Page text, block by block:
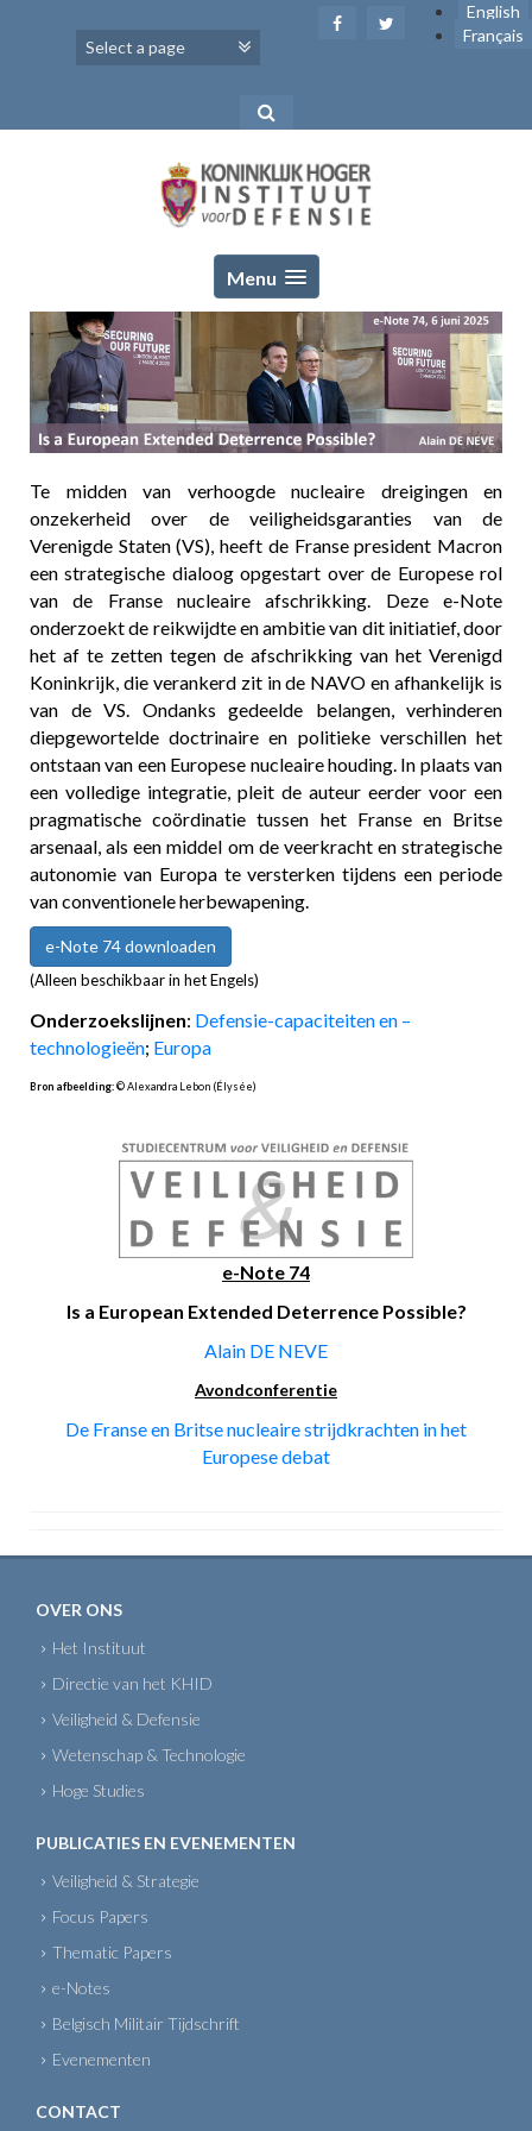
English
Français
Menu
Te midden van verhoogde nucleaire dreigingen en
onzekerheid over de veiligheidsgaranties van de
Verenigde Staten (VS), heeft de Franse president Macron
een strategische dialoog opgestart over de Europese rol
van de Franse nucleaire afschrikking. Deze e-Note
onderzoekt de reikwijdte en ambitie van dit initiatief, door
het af te zetten tegen de afschrikking van het Verenigd
Koninkrijk, die verankerd zit in de NAVO en afhankelijk is
van de VS. Ondanks gedeelde belangen, verhinderen
diepgewortelde doctrinaire en politieke verschillen het
ontstaan van een Europese nucleaire houding. In plaats van
een volledige integratie, pleit de auteur eerder voor een
pragmatische coördinatie tussen het Franse en Britse
arsenaal, als een middel om de veerkracht en strategische
autonomie van Europa te versterken tijdens een periode
van conventionele herbewapening.
e-Note 74 downloaden
(Alleen beschikbaar in het Engels)
Onderzoekslijnen: Defensie-capaciteiten en –
technologieën; Europa
Bron afbeelding:© Alexandra Lebon (Élysée)
e-Note 74
Is a European Extended Deterrence Possible?
Alain DE NEVE
Avondconferentie
De Franse en Britse nucleaire strijdkrachten in het
Europese debat
OVER ONS
Het Instituut
Directie van het KHID
Veiligheid & Defensie
Wetenschap & Technologie
Hoge Studies
PUBLICATIES EN EVENEMENTEN
Veiligheid & Strategie
Focus Papers
Thematic Papers
e-Notes
Belgisch Militair Tijdschrift
Evenementen
CONTACT